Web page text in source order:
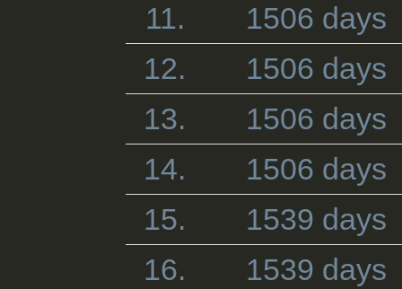
11.
1506 days
12.
1506 days
13.
1506 days
14.
1506 days
15.
1539 days
16.
1539 days